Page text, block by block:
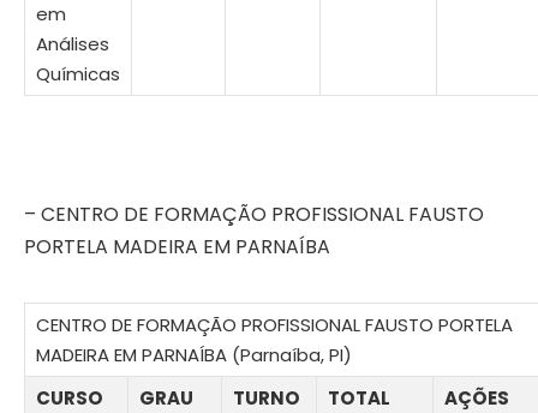
em
Análises
Químicas
– CENTRO DE FORMAÇÃO PROFISSIONAL FAUSTO
PORTELA MADEIRA EM PARNAÍBA
CENTRO DE FORMAÇÃO PROFISSIONAL FAUSTO PORTELA
MADEIRA EM PARNAÍBA (Parnaíba, PI)
CURSO
GRAU TURNO
TOTAL
AÇÕES